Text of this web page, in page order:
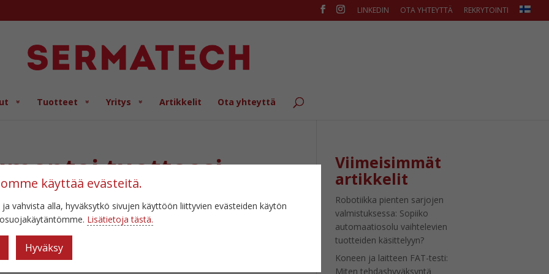
LINKEDIN OTA YHTEYTTÄ REKRYTOINTI
Tuotteet Yritys Artikkelit Ota yhteyttä
tuotteesi
aukotonta dokumentointia? Etsitkö helppoa tapaa kertoa
osoittaa asiakkaillesi, että valmistamasi tuote lähtee tehtaalta
Viimeisimmät
artikkelit
Robotiikka pienten sarjojen
valmistuksessa: Sopiiko
automaatiosolu vaihtelevien
tuotteiden käsittelyyn?
Koneen ja laitteen FAT-testi:
Miten tehdashyväksyntä
käyttää evästeitä.
ja vahvista alla, hyväksytkö sivujen käyttöön liittyvien evästeiden käytön
Lisätietoja tästä.
Hyväksy